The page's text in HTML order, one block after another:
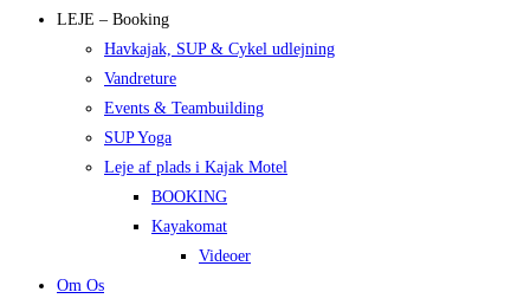
LEJE – Booking
Havkajak, SUP & Cykel udlejning
Vandreture
Events & Teambuilding
SUP Yoga
Leje af plads i Kajak Motel
BOOKING
Kayakomat
Videoer
Om Os